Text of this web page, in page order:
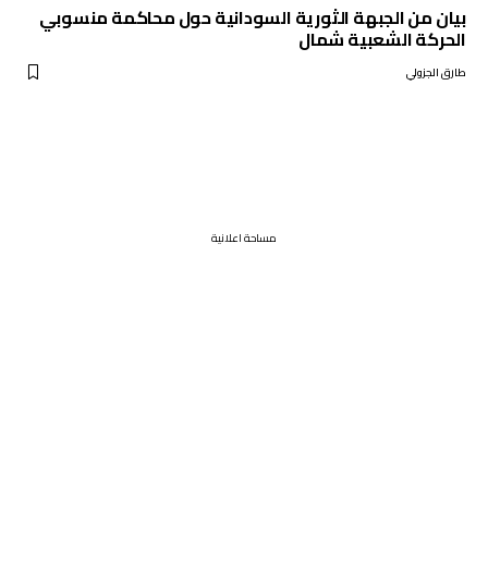
بيان من الجبهة الثورية السودانية حول محاكمة منسوبي
الحركة الشعبية شمال
طارق الجزولي
مساحة اعلانية